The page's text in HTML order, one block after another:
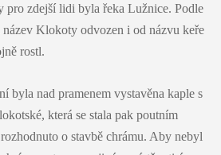
pro zdejší lidi byla řeka Lužnice. Podle
název Klokoty odvozen i od názvu keře
rostl.
byla nad pramenem vystavěna kaple s
která se stala pak poutním
o stavbě chrámu. Aby nebyl